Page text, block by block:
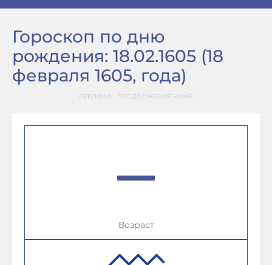
Гороскоп по дню
рождения: 18.02.1605 (18
февраля 1605, года)
РЕКЛАМА - ПРОДОЛЖЕНИЕ НИЖЕ
–
Возраст